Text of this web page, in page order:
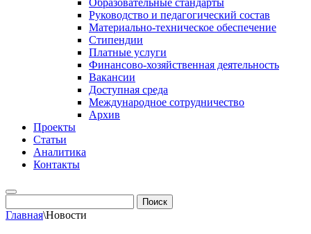
Руководство и педагогический состав
Материально-техническое обеспечение
Стипендии
Платные услуги
Финансово-хозяйственная деятельность
Вакансии
Доступная среда
Международное сотрудничество
Архив
Проекты
Статьи
Аналитика
Контакты
Главная\Новости